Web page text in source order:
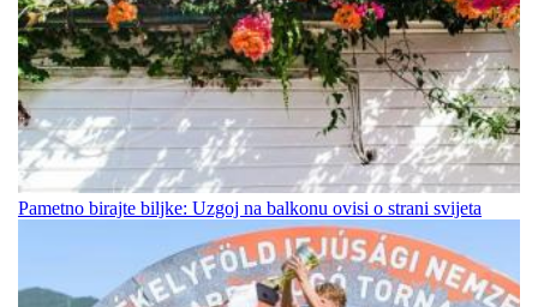
Pametno birajte biljke: Uzgoj na balkonu ovisi o strani svijeta